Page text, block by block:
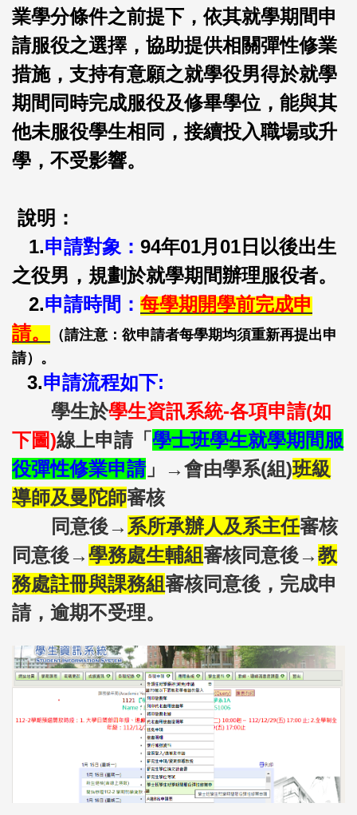
業學分條件之前提下，依其就學期間申
請服役之選擇，協助提供相關彈性修業
措施，支持有意願之就學役男得於就學
期間同時完成服役及修畢學位，能與其
他未服役學生相同，接續投入職場或升
學，不受影響。
說明：
1.申請對象： 94年01月01日以後出生
之役男，規劃於就學期間辦理服役者。
2.申請時間： 每學期開學前完成申
請。
（請注意：欲申請者每學期均須重新再提出申
請）。
3.申請流程如下:
學生於學生資訊系統-各項申請(如
下圖)線上申請「 學士班學生就學期間服
役彈性修業申請」→會由學系(組)班級
導師及曼陀師審核
同意後→ 系所承辦人及系主任審核
同意後→學務處生輔組審核同意後→教
務處註冊與課務組審核同意後，完成申
請，逾期不受理。